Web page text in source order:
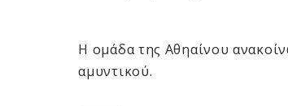
Η ομάδα της Αθηαίνου
αμυντικού.